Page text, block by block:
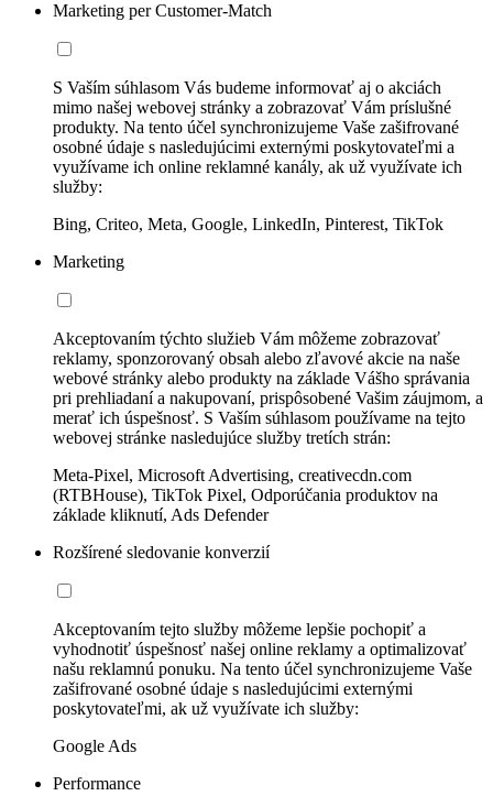
Marketing per Customer-Match
S Vaším súhlasom Vás budeme informovať aj o akciách
mimo našej webovej stránky a zobrazovať Vám príslušné
produkty. Na tento účel synchronizujeme Vaše zašifrované
osobné údaje s nasledujúcimi externými poskytovateľmi a
využívame ich online reklamné kanály, ak už využívate ich
služby:
Bing, Criteo, Meta, Google, LinkedIn, Pinterest, TikTok
Marketing
Akceptovaním týchto služieb Vám môžeme zobrazovať
reklamy, sponzorovaný obsah alebo zľavové akcie na naše
webové stránky alebo produkty na základe Vášho správania
pri prehliadaní a nakupovaní, prispôsobené Vašim záujmom, a
merať ich úspešnosť. S Vaším súhlasom používame na tejto
webovej stránke nasledujúce služby tretích strán:
Meta-Pixel, Microsoft Advertising, creativecdn.com
(RTBHouse), TikTok Pixel, Odporúčania produktov na
základe kliknutí, Ads Defender
Rozšírené sledovanie konverzií
Akceptovaním tejto služby môžeme lepšie pochopiť a
vyhodnotiť úspešnosť našej online reklamy a optimalizovať
našu reklamnú ponuku. Na tento účel synchronizujeme Vaše
zašifrované osobné údaje s nasledujúcimi externými
poskytovateľmi, ak už využívate ich služby:
Google Ads
Performance